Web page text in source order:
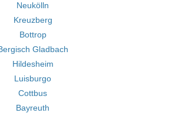
Neukölln
Kreuzberg
Bottrop
Gladbach
Hildesheim
Luisburgo
Cottbus
Bayreuth